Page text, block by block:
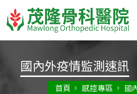
國內外疫情監測速訊
首頁 感控專區 國